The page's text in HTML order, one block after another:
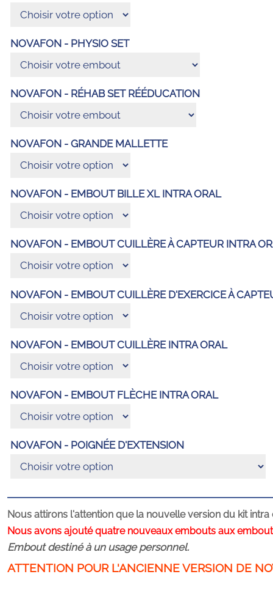
NOVAFON - PHYSIO SET
NOVAFON - RÉHAB SET RÉÉDUCATION
NOVAFON - GRANDE MALLETTE
NOVAFON - EMBOUT BILLE XL INTRA ORAL
NOVAFON - EMBOUT CUILLÈRE À CAPTEUR INTRA
NOVAFON - EMBOUT CUILLÈRE D'EXERCICE À
NOVAFON - EMBOUT CUILLÈRE INTRA ORAL
NOVAFON - EMBOUT FLÈCHE INTRA ORAL
NOVAFON - POIGNÉE D'EXTENSION
Nous attirons l'attention que la nouvelle version du kit
Nous avons ajouté quatre nouveaux embouts aux
Embout destiné à un usage personnel.
ATTENTION POUR L'ANCIENNE VERSION DE